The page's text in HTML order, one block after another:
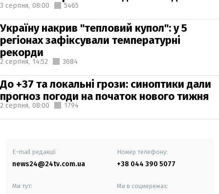
3 серпня, 08:00 5465
Україну накрив "тепловий купол": у 5
регіонах зафіксували температурні
рекорди
2 серпня, 14:52 3684
До +37 та локальні грози: синоптики дали
прогноз погоди на початок нового тижня
2 серпня, 08:00 1794
E-mail редакції
news24@24tv.com.ua
Номер телефону:
+38 044 390 5077
Ми тут: Ми в соцмережах: